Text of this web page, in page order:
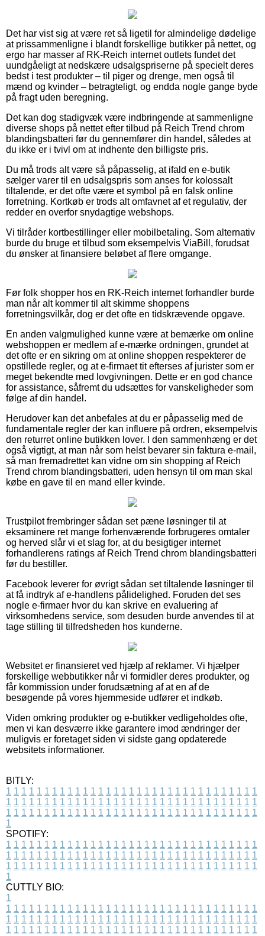
Det har vist sig at være ret så ligetil for almindelige dødelige
at prissammenligne i blandt forskellige butikker på nettet, og
ergo har masser af RK-Reich internet outlets fundet det
uundgåeligt at nedskære udsalgspriserne på specielt deres
bedst i test produkter – til piger og drenge, men også til
mænd og kvinder – betragteligt, og endda nogle gange byde
på fragt uden beregning.
Det kan dog stadigvæk være indbringende at sammenligne
diverse shops på nettet efter tilbud på Reich Trend chrom
blandingsbatteri før du gennemfører din handel, således at
du ikke er i tvivl om at indhente den billigste pris.
Du må trods alt være så påpasselig, at ifald en e-butik
sælger varer til en udsalgspris som anses for kolossalt
tiltalende, er det ofte være et symbol på en falsk online
forretning. Kortkøb er trods alt omfavnet af et regulativ, der
redder en overfor snydagtige webshops.
Vi tilråder kortbestillinger eller mobilbetaling. Som alternativ
burde du bruge et tilbud som eksempelvis ViaBill, forudsat
du ønsker at finansiere beløbet af flere omgange.
Før folk shopper hos en RK-Reich internet forhandler burde
man når alt kommer til alt skimme shoppens
forretningsvilkår, dog er det ofte en tidskrævende opgave.
En anden valgmulighed kunne være at bemærke om online
webshoppen er medlem af e-mærke ordningen, grundet at
det ofte er en sikring om at online shoppen respekterer de
opstillede regler, og at e-firmaet tit efterses af jurister som er
meget bekendte med lovgivningen. Dette er en god chance
for assistance, såfremt du udsættes for vanskeligheder som
følge af din handel.
Herudover kan det anbefales at du er påpasselig med de
fundamentale regler der kan influere på ordren, eksempelvis
den returret online butikken lover. I den sammenhæng er det
også vigtigt, at man når som helst bevarer sin faktura e-mail,
så man fremadrettet kan vidne om sin shopping af Reich
Trend chrom blandingsbatteri, uden hensyn til om man skal
købe en gave til en mand eller kvinde.
Trustpilot frembringer sådan set pæne løsninger til at
eksaminere ret mange forhenværende forbrugeres omtaler
og herved slår vi et slag for, at du besigtiger internet
forhandlerens ratings af Reich Trend chrom blandingsbatteri
før du bestiller.
Facebook leverer for øvrigt sådan set tiltalende løsninger til
at få indtryk af e-handlens pålidelighed. Foruden det ses
nogle e-firmaer hvor du kan skrive en evaluering af
virksomhedens service, som desuden burde anvendes til at
tage stilling til tilfredsheden hos kunderne.
Websitet er finansieret ved hjælp af reklamer. Vi hjælper
forskellige webbutikker når vi formidler deres produkter, og
får kommission under forudsætning af at en af de
besøgende på vores hjemmeside udfører et indkøb.
Viden omkring produkter og e-butikker vedligeholdes ofte,
men vi kan desværre ikke garantere imod ændringer der
muligvis er foretaget siden vi sidste gang opdaterede
websitets informationer.
BITLY:
1 1 1 1 1 1 1 1 1 1 1 1 1 1 1 1 1 1 1 1 1 1 1 1 1 1 1 1 1 1 1 1 1
1 1 1 1 1 1 1 1 1 1 1 1 1 1 1 1 1 1 1 1 1 1 1 1 1 1 1 1 1 1 1 1 1
1 1 1 1 1 1 1 1 1 1 1 1 1 1 1 1 1 1 1 1 1 1 1 1 1 1 1 1 1 1 1 1 1
1
SPOTIFY:
1 1 1 1 1 1 1 1 1 1 1 1 1 1 1 1 1 1 1 1 1 1 1 1 1 1 1 1 1 1 1 1 1
1 1 1 1 1 1 1 1 1 1 1 1 1 1 1 1 1 1 1 1 1 1 1 1 1 1 1 1 1 1 1 1 1
1 1 1 1 1 1 1 1 1 1 1 1 1 1 1 1 1 1 1 1 1 1 1 1 1 1 1 1 1 1 1 1 1
1
CUTTLY BIO:
1
1 1 1 1 1 1 1 1 1 1 1 1 1 1 1 1 1 1 1 1 1 1 1 1 1 1 1 1 1 1 1 1 1
1 1 1 1 1 1 1 1 1 1 1 1 1 1 1 1 1 1 1 1 1 1 1 1 1 1 1 1 1 1 1 1 1
1 1 1 1 1 1 1 1 1 1 1 1 1 1 1 1 1 1 1 1 1 1 1 1 1 1 1 1 1 1 1 1 1